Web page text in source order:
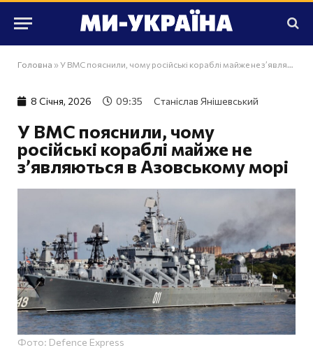
Головна » У ВМС пояснили, чому російські кораблі майже не з’являються в Азовському морі
8 Сiчня, 2026 09:35 Станіслав Янішевський
У ВМС пояснили, чому
російські кораблі майже не
з’являються в Азовському морі
Фото: Defence Express